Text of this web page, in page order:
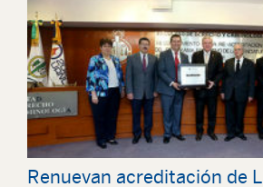
Renuevan acreditación de